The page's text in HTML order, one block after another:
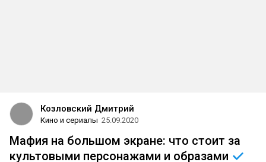
Козловский Дмитрий
Кино и сериалы 25.09.2020
Мафия на большом экране: что стоит за
культовыми персонажами и образами